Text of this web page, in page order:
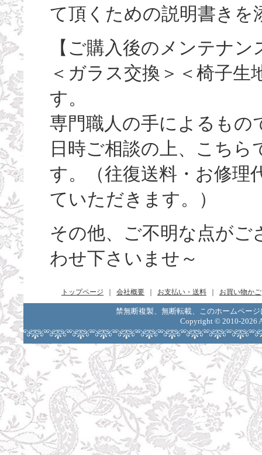
て頂くための説明書きを
【ご購入後のメンテナ
＜ガラス交換＞＜椅子
す。
専門職人の手によるもの
日時ご相談の上、こち
す。（往復送料・お修理
ていただきます。）
その他、ご不明な点が
わせ下さいませ～
トップページ 会社概要 お支払い・送料 お買い物かご
禁無断複製、無断転載、このホームペー
Copyright © 2010-2026